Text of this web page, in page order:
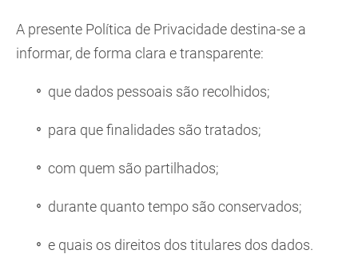
A presente Política de Privacidade destina-se a
informar, de forma clara e transparente:
que dados pessoais são recolhidos;
para que finalidades são tratados;
com quem são partilhados;
durante quanto tempo são conservados;
e quais os direitos dos titulares dos dados.